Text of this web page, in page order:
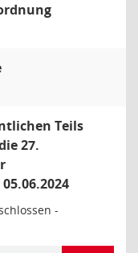
Teils
27.
-